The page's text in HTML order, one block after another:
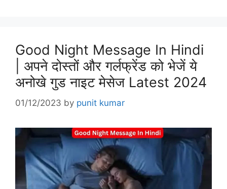
Good Night Message In Hindi
| अपने दोस्तों और गर्लफ्रेंड को भेजें ये
अनोखे गुड नाइट मेसेज Latest 2024
01/12/2023 by punit kumar